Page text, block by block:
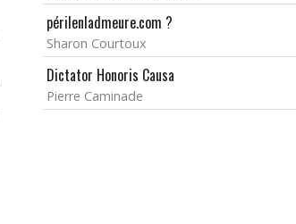
périlenladmeure.com ?
Sharon Courtoux
Dictator Honoris Causa
Pierre Caminade